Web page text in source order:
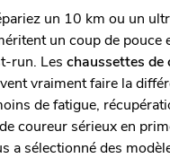
un 10 km ou un
un coup de pouce
run. Les chaussettes de
vraiment faire la
de fatigue,
coureur sérieux en
a sélectionné des